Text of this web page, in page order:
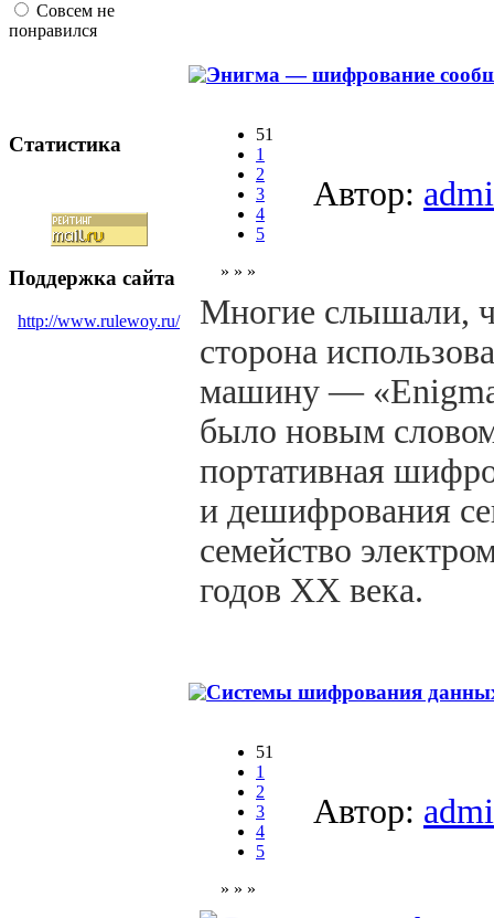
Совсем не
понравился
Статистика
Поддержка сайта
http://www.rulewoy.ru/
Энигма — шифрование
51
1
2
3
4
5
» » »
Автор:
Многие слышали,
сторона
машину —
было новым
портативная
и дешифрования
семейство
годов XX века.
Системы шифрования
51
1
2
3
4
5
» » »
Автор: